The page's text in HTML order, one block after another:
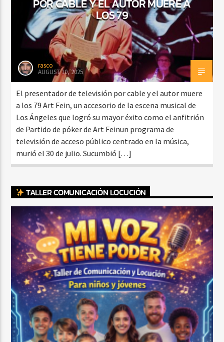
POR CABLE Y EL AUTOR MUERE A
LOS 79
rasco
AUGUST 10, 2025
El presentador de televisión por cable y el autor muere
a los 79 Art Fein, un accesorio de la escena musical de
Los Ángeles que logró su mayor éxito como el anfitrión
de Partido de póker de Art Feinun programa de
televisión de acceso público centrado en la música,
murió el 30 de julio. Sucumbió […]
TALLER COMUNICACIÓN LOCUCIÓN